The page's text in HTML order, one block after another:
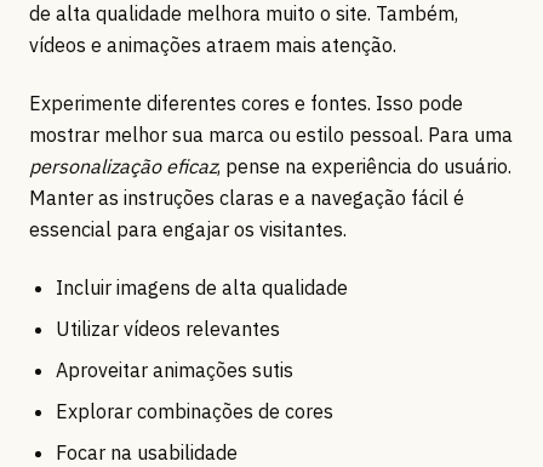
de alta qualidade melhora muito o site. Também,
vídeos e animações atraem mais atenção.
Experimente diferentes cores e fontes. Isso pode
mostrar melhor sua marca ou estilo pessoal. Para uma
personalização eficaz, pense na experiência do usuário.
Manter as instruções claras e a navegação fácil é
essencial para engajar os visitantes.
Incluir imagens de alta qualidade
Utilizar vídeos relevantes
Aproveitar animações sutis
Explorar combinações de cores
Focar na usabilidade